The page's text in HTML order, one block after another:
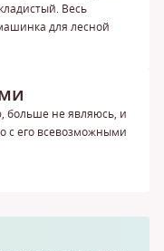
Весь
для лесной
больше не являюсь, и
с его всевозможными